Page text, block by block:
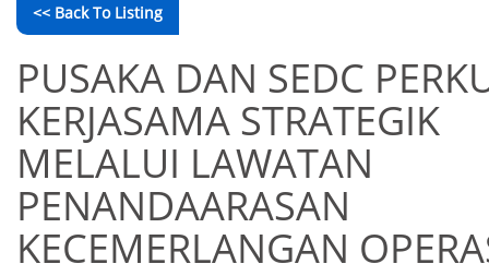
<< Back To Listing
PUSAKA DAN SEDC
KERJASAMA STRATEGIK
MELALUI LAWATAN
PENANDAARASAN
KECEMERLANGAN